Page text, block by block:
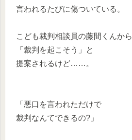
言われるたびに傷ついている。
こども裁判相談員の藤間くんから
「裁判を起こそう」と
提案されるけど……。
「悪口を言われただけで
裁判なんてできるの?」